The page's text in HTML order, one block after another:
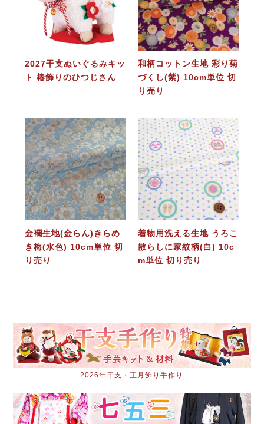
2027干支ぬいぐるみキッ
ト 椿飾りのひつじさん
和柄コットン生地 彩り菊
づくし(紫) 10cm単位 切
り売り
金襴生地(金らん)きらめ
き梅(水色) 10cm単位 切
り売り
着物用洗える生地 うろこ
散らしに家紋柄(白) 10c
m単位 切り売り
2026年干支・正月飾り手作り